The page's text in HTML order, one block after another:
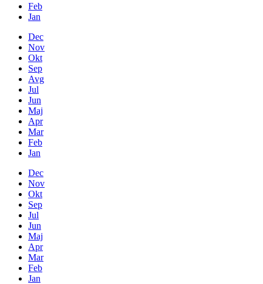
Feb
Jan
Dec
Nov
Okt
Sep
Avg
Jul
Jun
Maj
Apr
Mar
Feb
Jan
Dec
Nov
Okt
Sep
Jul
Jun
Maj
Apr
Mar
Feb
Jan